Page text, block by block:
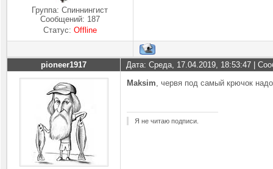
Группа: Спиннингист
Сообщений: 187
Статус: Offline
pioneer1917 Дата: Среда, 17.04.2019, 18:53:47 |
Maksim, червя под самый крючок
Я не читаю подписи.